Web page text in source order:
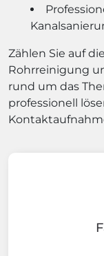
Zählen Sie auf
Rohrreinigung
rund um das
professionell